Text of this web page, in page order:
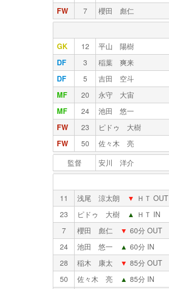
FW
7 櫻田 彪仁
GK
12 平山 陽樹
DF
3 稲葉 爽来
DF
5 吉田 空斗
MF
20 永守 大宙
MF
24 池田 悠一
FW
23 ピドゥ 大樹
FW
50 佐々木 亮
監督
安川 洋介
11
浅尾 涼太朗 ▼ ＨＴ OUT
23
ピドゥ 大樹 ▲ ＨＴ IN
7
櫻田 彪仁 ▼ 60分 OUT
24
池田 悠一 ▲ 60分 IN
28
稲木 康太 ▼ 85分 OUT
50
佐々木 亮 ▲ 85分 IN